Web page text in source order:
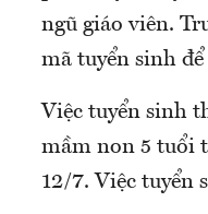
ngũ giáo viên.
mã tuyển sinh
Việc tuyển sinh
mầm non 5 tuổi
12/7. Việc tuyển